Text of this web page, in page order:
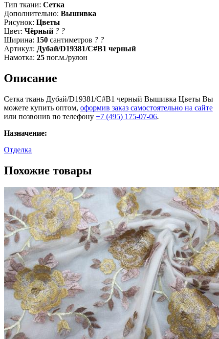
Тип ткани: Сетка
Дополнительно: Вышивка
Рисунок: Цветы
Цвет: Чёрный ? ?
Ширина: 150 сантиметров ? ?
Артикул: Дубай/D19381/C#B1 черный
Намотка: 25 пог.м./рулон
Описание
Сетка ткань Дубай/D19381/C#B1 черный Вышивка Цветы Вы
можете купить оптом, оформив заказ самостоятельно на сайте
или позвонив по телефону +7 (495) 175-07-06.
Назначение:
Отделка
Похожие товары